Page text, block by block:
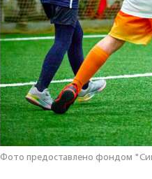
Фото предоставлено фондом